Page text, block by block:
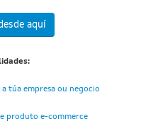
aquí
túa empresa ou negocio
produto e-commerce